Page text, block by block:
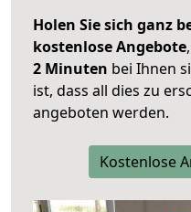
Holen Sie sich ganz
kostenlose Angebote
2 Minuten bei Ihnen
ist, dass all dies zu
angeboten werden.
Kostenlose